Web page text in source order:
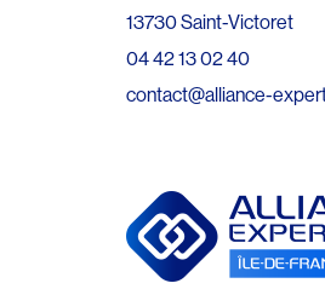
13730 Saint-Victoret
04 42 13 02 40
contact@alliance-